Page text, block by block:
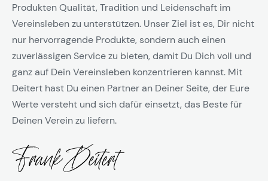
Produkten Qualität, Tradition und Leidenschaft im
Vereinsleben zu unterstützen. Unser Ziel ist es, Dir nicht
nur hervorragende Produkte, sondern auch einen
zuverlässigen Service zu bieten, damit Du Dich voll und
ganz auf Dein Vereinsleben konzentrieren kannst. Mit
Deitert hast Du einen Partner an Deiner Seite, der Eure
Werte versteht und sich dafür einsetzt, das Beste für
Deinen Verein zu liefern.